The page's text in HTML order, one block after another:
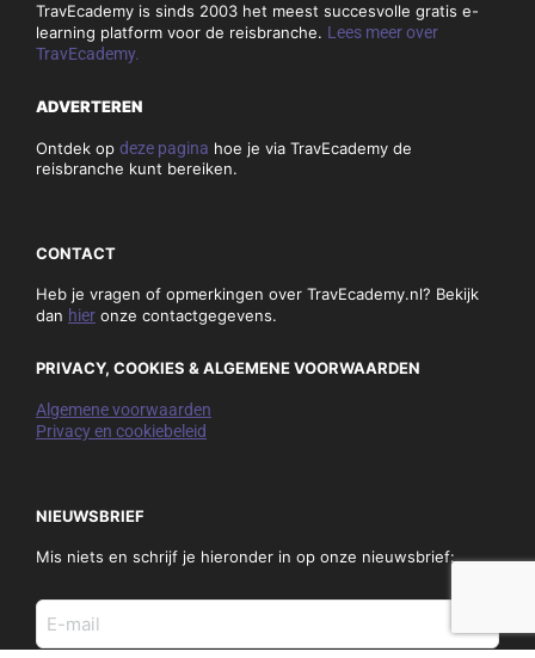
TravEcademy is sinds 2003 het meest succesvolle gratis e-
learning platform voor de reisbranche. Lees meer over
TravEcademy.
ADVERTEREN
Ontdek op deze pagina hoe je via TravEcademy de
reisbranche kunt bereiken.
CONTACT
Heb je vragen of opmerkingen over TravEcademy.nl? Bekijk
dan hier onze contactgegevens.
PRIVACY, COOKIES & ALGEMENE VOORWAARDEN
Algemene voorwaarden
Privacy en cookiebeleid
NIEUWSBRIEF
Mis niets en schrijf je hieronder in op onze nieuwsbrief:
E-
mail